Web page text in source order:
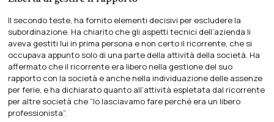
Il secondo teste, ha fornito elementi decisivi per escludere la
subordinazione. Ha chiarito che gli aspetti tecnici dell’azienda li
aveva gestiti lui in prima persona e non certo il ricorrente, che si
occupava appunto solo di una parte della attività della società. Ha
affermato che il ricorrente era libero nella gestione del suo
rapporto con la società e anche nella individuazione delle assenze
per ferie, e ha dichiarato quanto all’attività espletata dal ricorrente
per altre società che “lo lasciavamo fare perché era un libero
professionista”.